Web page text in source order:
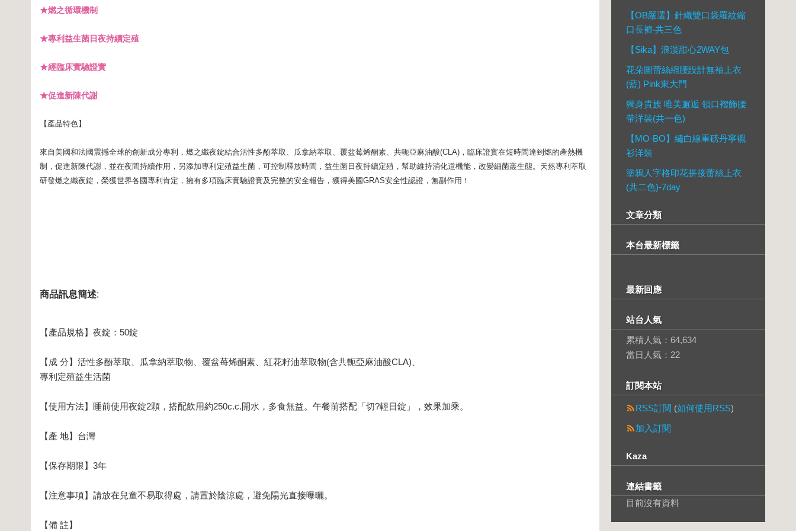
★燃之循環機制
★專利益生菌日夜持續定殖
★經臨床實驗證實
★促進新陳代謝
【產品特色】
來自美國和法國震撼全球的創新成分專利，燃之纖夜錠結合活性多酚萃取、瓜拿納萃取、覆盆莓烯酮素、共軛亞麻油酸(CLA)，臨床證實在短時間達到燃的產熱機
制，促進新陳代謝，並在夜間持續作用，另添加專利定殖益生菌，可控制釋放時間，益生菌日夜持續定殖，幫助維持消化道機能，改變細菌叢生態。天然專利萃取
研發燃之纖夜錠，榮獲世界各國專利肯定，擁有多項臨床實驗證實及完整的安全報告，獲得美國GRAS安全性認證，無副作用！
商品訊息簡述:
【產品規格】夜錠：50錠
【成 分】活性多酚萃取、瓜拿納萃取物、覆盆苺烯酮素、紅花籽油萃取物(含共軛亞麻油酸CLA)、
專利定殖益生活菌
【使用方法】睡前使用夜錠2顆，搭配飲用約250c.c.開水，多食無益。午餐前搭配「切?輕日錠」，效果加乘。
【產 地】台灣
【保存期限】3年
【注意事項】請放在兒童不易取得處，請置於陰涼處，避免陽光直接曝曬。
【備 註】
【OB嚴選】針織雙口袋羅紋縮
口長褲‧共三色
【Sika】浪漫甜心2WAY包
花朵圖蕾絲縮腰設計無袖上衣
(藍) Pink東大門
獨身貴族 唯美邂逅 領口褶飾腰
帶洋裝(共一色)
【MO-BO】繡白線重磅丹寧襯
衫洋裝
塗鴉人字格印花拼接蕾絲上衣
(共二色)-7day
文章分類
本台最新標籤
最新回應
站台人氣
累積人氣： 64,634
當日人氣： 22
訂閱本站
RSS訂閱 (如何使用RSS)
加入訂閱
Kaza
連結書籤
目前沒有資料